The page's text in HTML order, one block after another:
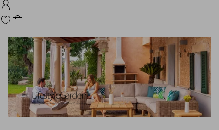
Log ind på Homeroom
Gå til favoritmarkerede produkter
Gå til indkøbskurven
LifestyleGarden